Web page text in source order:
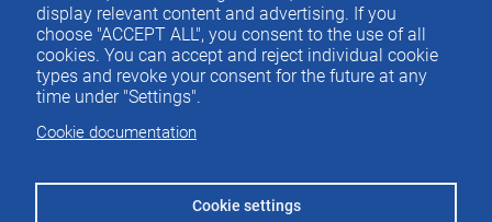
display relevant content and advertising. If you
choose "ACCEPT ALL", you consent to the use of all
cookies. You can accept and reject individual cookie
types and revoke your consent for the future at any
time under "Settings".
Cookie documentation
Cookie settings
footer
IEE
PUBLICACIONES
IDEAS Y PENSAMIENTO
PREMIOS IEE
CONTACTO